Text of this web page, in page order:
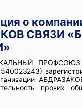
о
СВЯЗИ
прочих